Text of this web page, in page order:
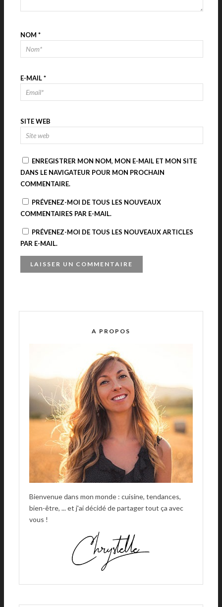
NOM *
E-MAIL*
SITE WEB
ENREGISTRER MON NOM, MON E-MAIL ET MON SITE
DANS LE NAVIGATEUR POUR MON PROCHAIN
COMMENTAIRE.
PRÉVENEZ-MOI DE TOUS LES NOUVEAUX
COMMENTAIRES PAR E-MAIL.
PRÉVENEZ-MOI DE TOUS LES NOUVEAUX ARTICLES
PAR E-MAIL.
A PROPOS
Bienvenue dans mon monde : cuisine, tendances,
bien-être, ... et j'ai décidé de partager tout ça avec
vous !